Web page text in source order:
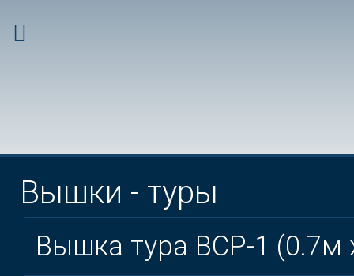
Вышки - туры
Вышка тура ВСР-1 (0.7м